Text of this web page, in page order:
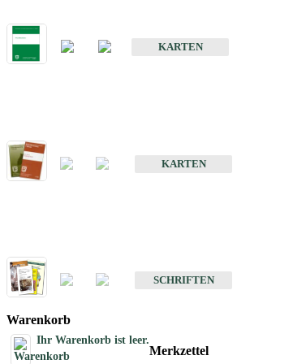
KARTEN
KARTEN
SCHRIFTEN
Warenkorb
Ihr Warenkorb ist leer.
Merkzettel